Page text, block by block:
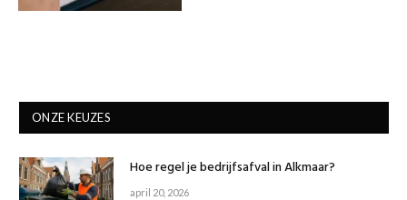
ONZE KEUZES
Hoe regel je bedrijfsafval in Alkmaar?
april 20, 2026